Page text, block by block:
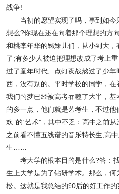
战争!
当初的愿望实现了吗，事到如今
想么?你现在还在向着那个理想的方
和桃李年华的姊妹儿们，从小到大
了;有多少人被迫把理想改成了考上
过了童年时代、点灯夜战熬过了少
西，没有别的。平时学校的同学，在
我们的梦已经被高考吞噬了大半，基
的多一点，他们就是艺考生，不过他
欢”的“艺术”，其中不乏：高中之前
之前看不懂五线谱的音乐特长生;高
生……
考大学的根本目的是什么?答：找
生上大学是为了钻研学术。那么，
松。这就是我总结的90后的好工作的